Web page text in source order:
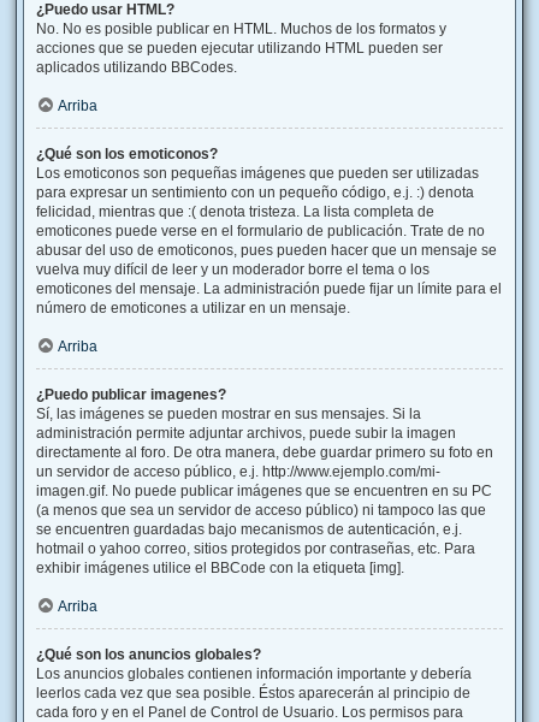
¿Puedo usar HTML?
No. No es posible publicar en HTML. Muchos de los formatos y
acciones que se pueden ejecutar utilizando HTML pueden ser
aplicados utilizando BBCodes.
Arriba
¿Qué son los emoticonos?
Los emoticonos son pequeñas imágenes que pueden ser utilizadas
para expresar un sentimiento con un pequeño código, e.j. :) denota
felicidad, mientras que :( denota tristeza. La lista completa de
emoticones puede verse en el formulario de publicación. Trate de no
abusar del uso de emoticonos, pues pueden hacer que un mensaje se
vuelva muy difícil de leer y un moderador borre el tema o los
emoticones del mensaje. La administración puede fijar un límite para el
número de emoticones a utilizar en un mensaje.
Arriba
¿Puedo publicar imagenes?
Sí, las imágenes se pueden mostrar en sus mensajes. Si la
administración permite adjuntar archivos, puede subir la imagen
directamente al foro. De otra manera, debe guardar primero su foto en
un servidor de acceso público, e.j. http://www.ejemplo.com/mi-
imagen.gif. No puede publicar imágenes que se encuentren en su PC
(a menos que sea un servidor de acceso público) ni tampoco las que
se encuentren guardadas bajo mecanismos de autenticación, e.j.
hotmail o yahoo correo, sitios protegidos por contraseñas, etc. Para
exhibir imágenes utilice el BBCode con la etiqueta [img].
Arriba
¿Qué son los anuncios globales?
Los anuncios globales contienen información importante y debería
leerlos cada vez que sea posible. Éstos aparecerán al principio de
cada foro y en el Panel de Control de Usuario. Los permisos para